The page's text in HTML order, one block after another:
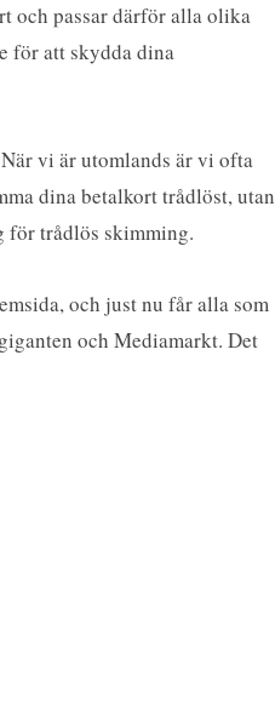
och passar därför alla olika
för att skydda dina
vi är utomlands är vi ofta
dina betalkort trådlöst, utan
för trådlös skimming.
och just nu får alla som
och Mediamarkt. Det